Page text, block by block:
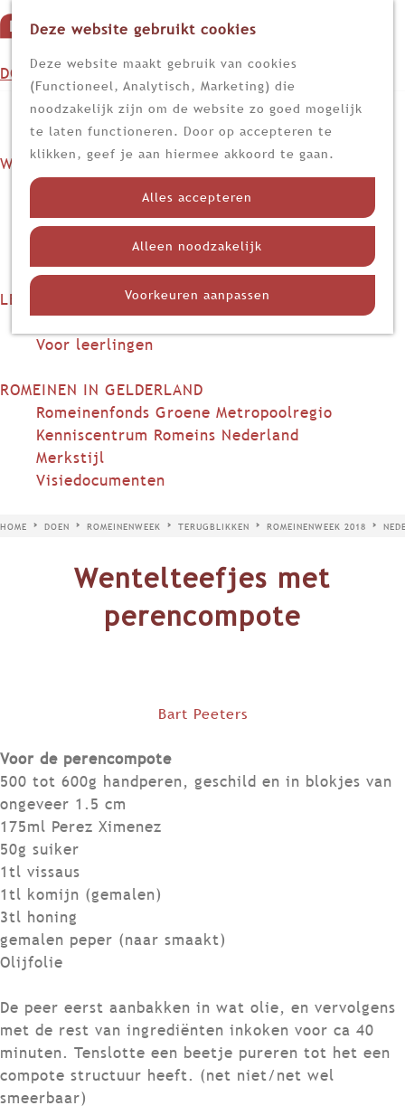
Deze website gebruikt cookies
Deze website maakt gebruik van cookies
(Functioneel, Analytisch, Marketing) die
noodzakelijk zijn om de website zo goed mogelijk
te laten functioneren. Door op accepteren te
klikken, geef je aan hiermee akkoord te gaan.
Alles accepteren
Alleen noodzakelijk
Voorkeuren aanpassen
G
n
d
p
e
n
u
Z
o
e
k
e
n
DOEN
Op stap
Kijk, lees en luister
WETEN
Nederland in de Romeinse tijd
Themadossiers
LEREN
Voor docenten
Voor leerlingen
ROMEINEN IN GELDERLAND
Romeinenfonds Groene Metropoolregio
Kenniscentrum Romeins Nederland
Merkstijl
Visiedocumenten
HOME DOEN ROMEINENWEEK TERUGBLIKKEN ROMEINENWEEK 2018
Wentelteefjes met
perencompote
Bart Peeters
Voor de perencompote
500 tot 600g handperen, geschild en in blokjes van
ongeveer 1.5 cm
175ml Perez Ximenez
50g suiker
1tl vissaus
1tl komijn (gemalen)
3tl honing
gemalen peper (naar smaakt)
Olijfolie
De peer eerst aanbakken in wat olie, en vervolgens
met de rest van ingrediënten inkoken voor ca 40
minuten. Tenslotte een beetje pureren tot het een
compote structuur heeft. (net niet/net wel
smeerbaar)